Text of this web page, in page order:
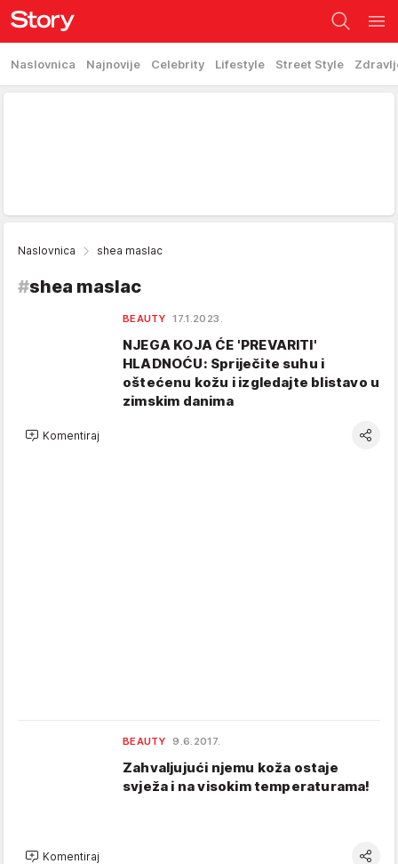
Naslovnica Najnovije Celebrity Lifestyle Street Style
Naslovnica shea maslac
#shea maslac
BEAUTY 17.1.2023.
NJEGA KOJA ĆE 'PREVARITI'
HLADNOĆU: Spriječite suhu i
oštećenu kožu i izgledajte blistavo u
zimskim danima
Komentiraj
BEAUTY 9.6.2017.
Zahvaljujući njemu koža ostaje
svježa i na visokim temperaturama!
Komentiraj